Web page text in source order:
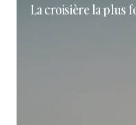
La croisière la plus